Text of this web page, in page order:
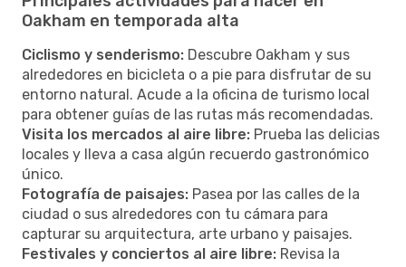
Oakham en temporada alta
Ciclismo y senderismo: Descubre Oakham y sus
alrededores en bicicleta o a pie para disfrutar de su
entorno natural. Acude a la oficina de turismo local
para obtener guías de las rutas más recomendadas.
Visita los mercados al aire libre: Prueba las delicias
locales y lleva a casa algún recuerdo gastronómico
único.
Fotografía de paisajes: Pasea por las calles de la
ciudad o sus alrededores con tu cámara para
capturar su arquitectura, arte urbano y paisajes.
Festivales y conciertos al aire libre: Revisa la